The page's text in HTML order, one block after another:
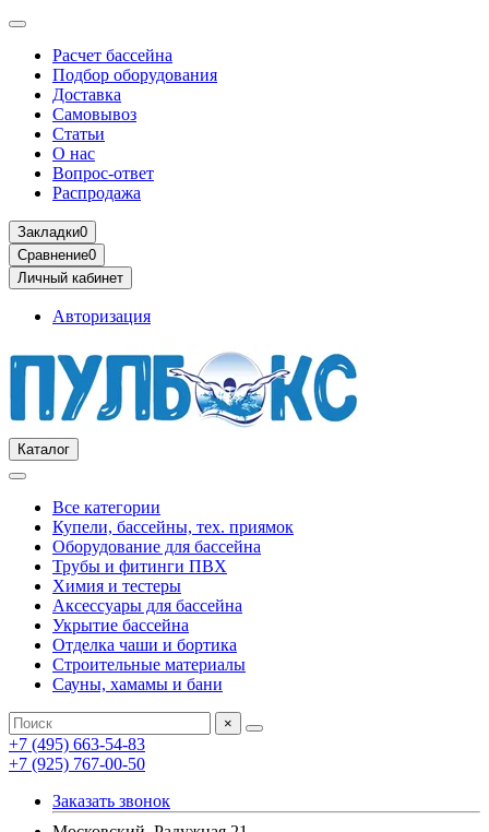
Расчет бассейна
Подбор оборудования
Доставка
Самовывоз
Статьи
О нас
Вопрос-ответ
Распродажа
Закладки0
Сравнение0
Личный кабинет
Авторизация
Каталог
Все категории
Купели, бассейны, тех. приямок
Оборудование для бассейна
Трубы и фитинги ПВХ
Химия и тестеры
Аксессуары для бассейна
Укрытие бассейна
Отделка чаши и бортика
Строительные материалы
Сауны, хамамы и бани
×
+7 (495) 663-54-83
+7 (925) 767-00-50
Заказать звонок